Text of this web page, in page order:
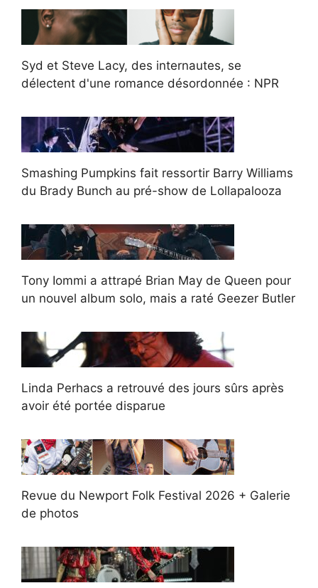
Syd et Steve Lacy, des internautes, se
délectent d'une romance désordonnée : NPR
Smashing Pumpkins fait ressortir Barry Williams
du Brady Bunch au pré-show de Lollapalooza
Tony Iommi a attrapé Brian May de Queen pour
un nouvel album solo, mais a raté Geezer Butler
Linda Perhacs a retrouvé des jours sûrs après
avoir été portée disparue
Revue du Newport Folk Festival 2026 + Galerie
de photos